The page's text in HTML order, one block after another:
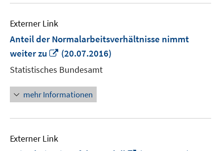
Externer Link
Anteil der Normalarbeitsverhältnisse nimmt
weiter zu
In
neuem
Fenster
öffnen
(20.07.2016)
Statistisches Bundesamt
mehr Informationen
Externer Link